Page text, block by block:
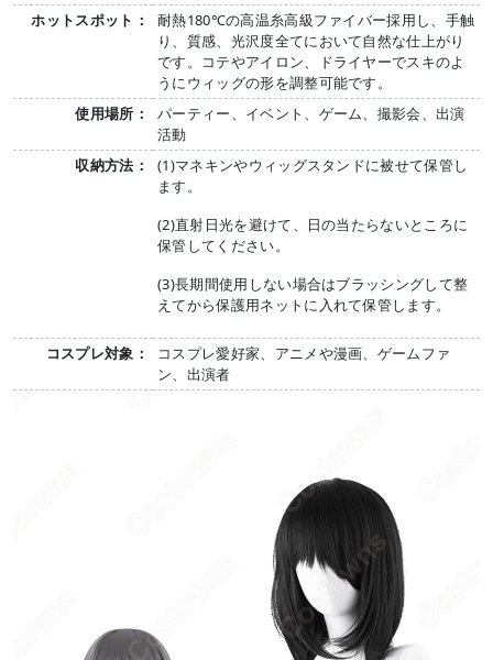
ホットスポット：
耐熱180℃の高温糸高級ファイバー採用し、手触
り、質感、光沢度全てにおいて自然な仕上がり
です。コテやアイロン、ドライヤーでスキのよ
うにウィッグの形を調整可能です。
使用場所：
パーティー、イベント、ゲーム、撮影会、出演
活動
収納方法：
(1)マネキンやウィッグスタンドに被せて保管し
ます。
(2)直射日光を避けて、日の当たらないところに
保管してください。
(3)長期間使用しない場合はブラッシングして整
えてから保護用ネットに入れて保管します。
コスプレ対象：
コスプレ愛好家、アニメや漫画、ゲームファ
ン、出演者